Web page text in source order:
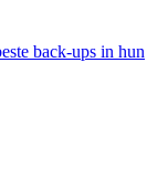
back-ups in hun